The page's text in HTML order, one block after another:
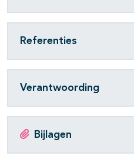
Referenties
Verantwoording
Bijlagen